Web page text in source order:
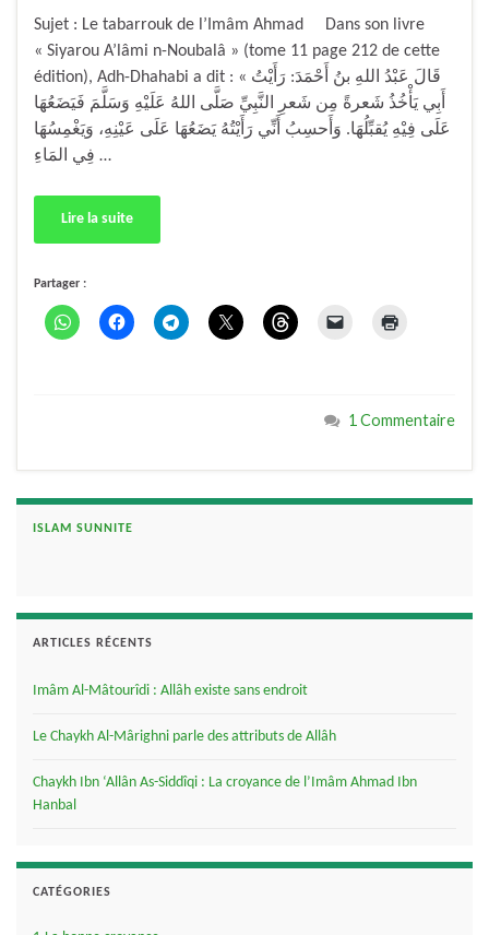
Sujet : Le tabarrouk de l’Imâm Ahmad Dans son livre
« Siyarou A’lâmi n-Noubalâ » (tome 11 page 212 de cette
édition), Adh-Dhahabi a dit : « قَالَ عَبْدُ اللهِ بنُ أَحْمَدَ: رَأَيْتُ
أَبِي يَأْخُذُ شَعرةً مِن شَعرِ النَّبِيِّ صَلَّى اللهُ عَلَيْهِ وَسَلَّمَ فَيَضَعُهَا
عَلَى فِيْهِ يُقبِّلُهَا. وَأَحسِبُ أَنِّي رَأَيْتُهُ يَضَعُهَا عَلَى عَيْنِهِ، وَيَغْمِسُهَا
فِي المَاءِ …
Lire la suite
Partager :
1 Commentaire
ISLAM SUNNITE
ARTICLES RÉCENTS
Imâm Al-Mâtourîdi : Allâh existe sans endroit
Le Chaykh Al-Mârighni parle des attributs de Allâh
Chaykh Ibn ‘Allân As-Siddîqi : La croyance de l’Imâm Ahmad Ibn
Hanbal
CATÉGORIES